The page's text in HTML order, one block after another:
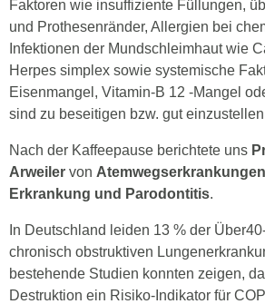
Faktoren wie insuffiziente Füllungen,
und Prothesenränder, Allergien bei
Infektionen der Mundschleimhaut wie
Herpes simplex sowie systemische
Eisenmangel, Vitamin-B 12 -Mangel
sind zu beseitigen bzw. gut
Nach der Kaffeepause berichtete uns
Arweiler von
Erkrankung und Parodontitis.
In Deutschland leiden 13 % der
chronisch obstruktiven
bestehende Studien konnten zeigen,
Destruktion ein Risiko-Indikator für